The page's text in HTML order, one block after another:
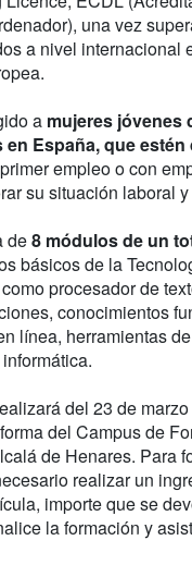
una vez
a nivel internacional
a mujeres jóvenes
España, que
empleo o con
su situación laboral
de8 módulos de un
básicos de la
procesador de
conocimientos
línea, herramientas
del 23 de
del Campus de
de Henares. Para
realizar un
importe que se
la formación y